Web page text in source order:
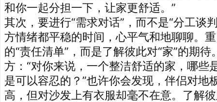
和你一起分担一下，让家更舒适。”
其次，要进行“需求对话”，而不是“分工谈
方情绪都平稳的时间，心平气和地聊聊。
的“责任清单”，而是了解彼此对“家”的期
方：“对你来说，一个整洁舒适的家，哪些
是可以容忍的？”也许你会发现，伴侣对地
高，但对沙发上有衣服却毫不在意。了解